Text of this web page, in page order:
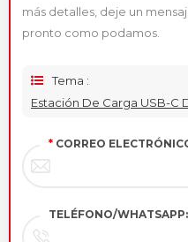
más detalles, deje un
pronto como podamos.
Tema :
Estación De Carga USB-C
* CORREO
TELÉFONO/WHATSAPP: